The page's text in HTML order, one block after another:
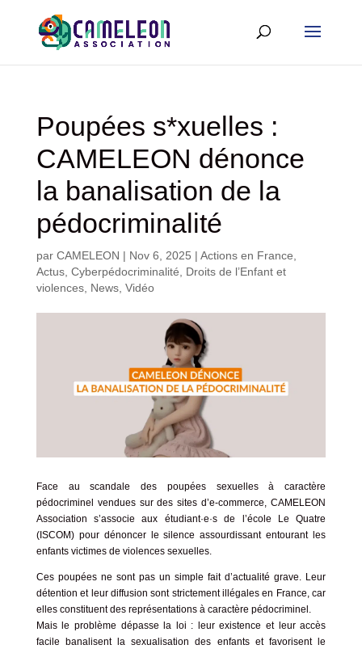
Poupées s*xuelles :
CAMELEON dénonce
la banalisation de la
pédocriminalité
par CAMELEON | Nov 6, 2025 | Actions en France
Actus, Cyberpédocriminalité
Droits de l’Enfant et
violences, News, Vidéo
Face au scandale des poupées sexuelles à caractère
pédocriminel vendues sur des sites d’e-commerce, CAMELEON
Association s’associe aux étudiant·e·s de l’école Le Quatre
(ISCOM) pour dénoncer le silence assourdissant entourant les
enfants victimes de violences sexuelles.
Ces poupées ne sont pas un simple fait d’actualité grave. Leur
détention et leur diffusion sont strictement illégales en France, car
elles constituent des représentations à caractère pédocriminel.
Mais le problème dépasse la loi : leur existence et leur accès
facile banalisent la sexualisation des enfants et favorisent le